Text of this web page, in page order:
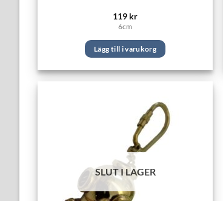
119 kr
6cm
Lägg till i varukorg
SLUT I LAGER